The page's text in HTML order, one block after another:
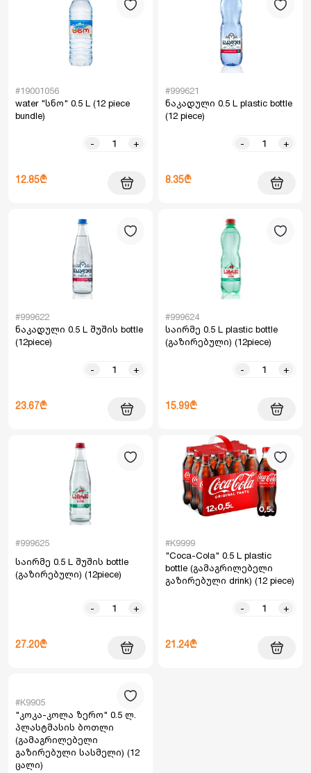
#19001056
water "სნო" 0.5 L (12 piece
bundle)
- +
12.85₾
#999621
ნაკადული 0.5 L plastic bottle
(12 piece)
- +
8.35₾
#999622
ნაკადული 0.5 L შუშის bottle
(12piece)
- +
23.67₾
#999624
საირმე 0.5 L plastic bottle
(გაზირებული) (12piece)
- +
15.99₾
#999625
საირმე 0.5 L შუშის bottle
(გაზირებული) (12piece)
- +
27.20₾
#K9999
"Coca-Cola" 0.5 L plastic
bottle (გამაგრილებელი
გაზირებული drink) (12 piece)
- +
21.24₾
#K9905
"კოკა-კოლა ზერო" 0.5 ლ.
პლასტმასის ბოთლი
(გამაგრილებელი
გაზირებული სასმელი) (12
ცალი)